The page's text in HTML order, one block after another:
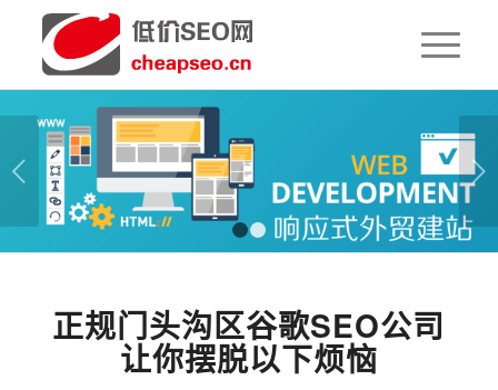
下一页
1 2
正规门头沟区谷歌SEO公司
让你摆脱以下烦恼